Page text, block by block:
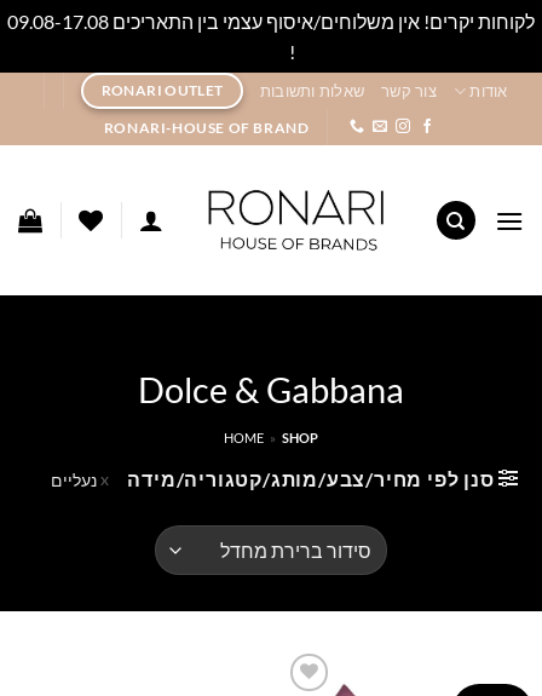
לקוחות יקרים! אין משלוחים/איסוף עצמי בין התאריכים 09.08-17.08
!
content
אודות צור קשר שאלות ותשובות RONARI OUTLET
RONARI-HOUSE OF BRAND
Dolce & Gabbana
HOME » SHOP
סנן לפי מחיר/צבע/מותג/קטגוריה/מידה נעליים